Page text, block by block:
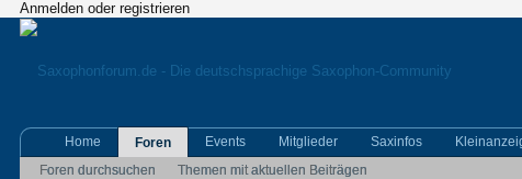
Anmelden oder registrieren
Home
Foren
Foren durchsuchen
Themen mit aktuellen Beiträgen
Events Mitglieder Saxinfos